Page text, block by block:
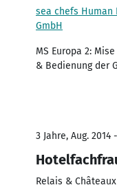
sea chefs Human
GmbH
MS Europa 2:
& Bedienung der
3 Jahre, Aug. 2014
Relais &